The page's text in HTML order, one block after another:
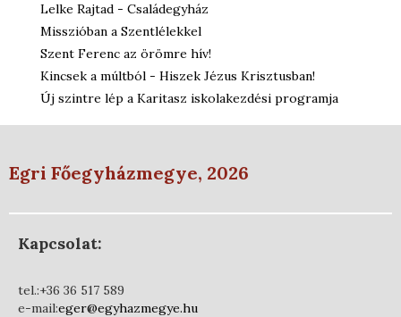
Lelke Rajtad - Családegyház
Misszióban a Szentlélekkel
Szent Ferenc az örömre hív!
Kincsek a múltból - Hiszek Jézus Krisztusban!
Új szintre lép a Karitasz iskolakezdési programja
Egri Főegyházmegye, 2026
Kapcsolat:
tel.:+36 36 517 589
e-mail:eger@egyhazmegye.hu